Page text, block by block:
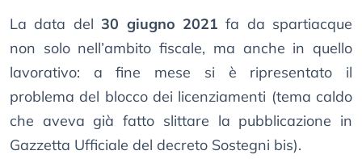
La data del30 giugno 2021 fa da spartiacque
non solo nell’ambito fiscale, ma anche in quello
lavorativo: a fine mese si è ripresentato il
problema del blocco dei licenziamenti (tema caldo
che aveva già fatto slittare la pubblicazione in
Gazzetta Ufficiale del decreto Sostegni bis).